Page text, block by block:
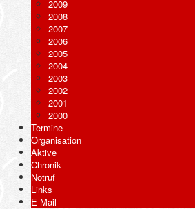
2009
2008
2007
2006
2005
2004
2003
2002
2001
2000
Termine
Organisation
Aktive
Chronik
Notruf
Links
E-Mail